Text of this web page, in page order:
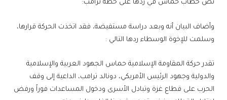
نص خطاب حماس في ردها على خطة ترامب:
وأضاف البيان أنه وبعد دراسة مستفيضة، فقد اتخذت الحركة قرارها،
وسلمت للإخوة الوسطاء ردها التالي :
تقدر حركة المقاومة الإسلامية حماس الجهود العربية والإسلامية
والدولية وجهود الرئيس الأمريكي، دونالد ترامب، الداعية إلى وقف
الحرب على قطاع غزة وتبادل الأسرى ودخول المساعدات فوراً ورفض